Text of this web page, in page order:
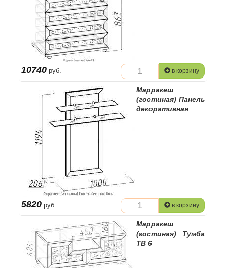
10740 руб. в корзину
Марракеш
(гостиная) Панель
декоративная
5820 руб. в корзину
Марракеш
(гостиная) Тумба
TВ 6